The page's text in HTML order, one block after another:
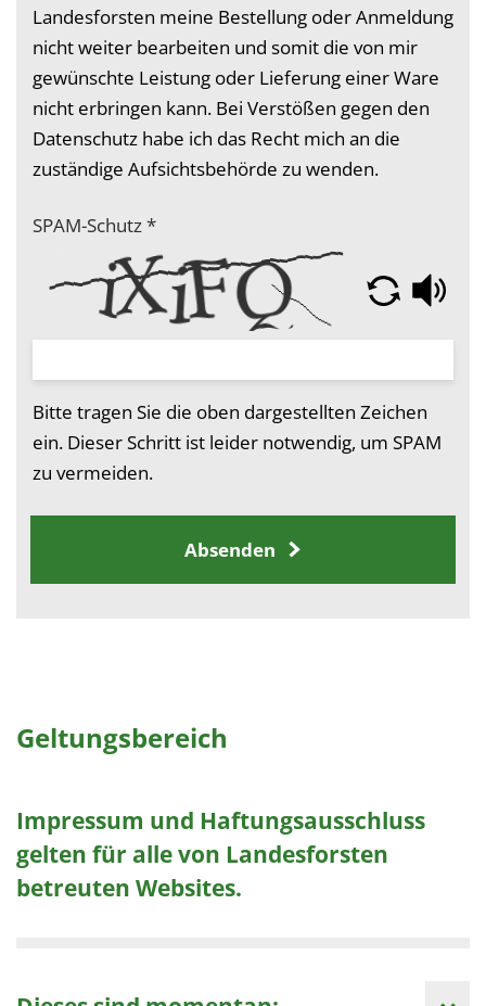
Landesforsten meine Bestellung oder Anmeldung
nicht weiter bearbeiten und somit die von mir
gewünschte Leistung oder Lieferung einer Ware
nicht erbringen kann. Bei Verstößen gegen den
Datenschutz habe ich das Recht mich an die
zuständige Aufsichtsbehörde zu wenden.
SPAM-Schutz*
Bitte tragen Sie die oben dargestellten Zeichen
ein. Dieser Schritt ist leider notwendig, um SPAM
zu vermeiden.
Absenden
Geltungsbereich
Impressum und Haftungsausschluss
gelten für alle von Landesforsten
betreuten Websites.